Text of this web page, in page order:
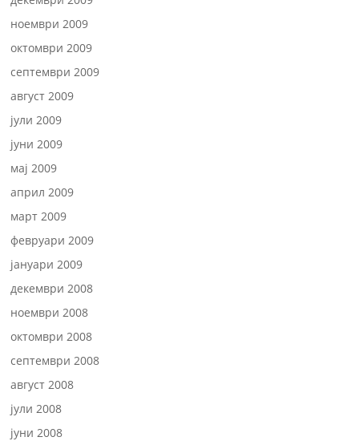
ноември 2009
октомври 2009
септември 2009
август 2009
јули 2009
јуни 2009
мај 2009
април 2009
март 2009
февруари 2009
јануари 2009
декември 2008
ноември 2008
октомври 2008
септември 2008
август 2008
јули 2008
јуни 2008